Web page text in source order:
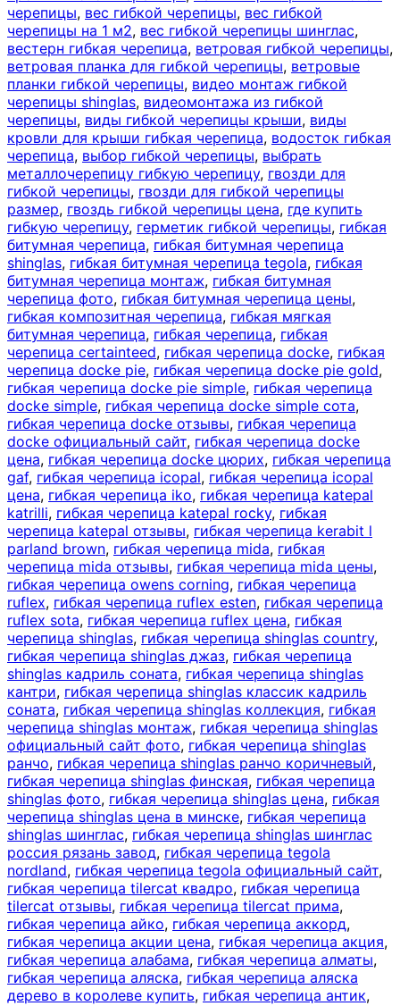
черепицы, вес гибкой черепицы, вес гибкой
черепицы на 1 м2, вес гибкой черепицы шинглас,
вестерн гибкая черепица, ветровая гибкой черепицы,
ветровая планка для гибкой черепицы, ветровые
планки гибкой черепицы, видео монтаж гибкой
черепицы shinglas, видеомонтажа из гибкой
черепицы, виды гибкой черепицы крыши, виды
кровли для крыши гибкая черепица, водосток гибкая
черепица, выбор гибкой черепицы, выбрать
металлочерепицу гибкую черепицу, гвозди для
гибкой черепицы, гвозди для гибкой черепицы
размер, гвоздь гибкой черепицы цена, где купить
гибкую черепицу, герметик гибкой черепицы, гибкая
битумная черепица, гибкая битумная черепица
shinglas, гибкая битумная черепица tegola, гибкая
битумная черепица монтаж, гибкая битумная
черепица фото, гибкая битумная черепица цены,
гибкая композитная черепица, гибкая мягкая
битумная черепица, гибкая черепица, гибкая
черепица certainteed, гибкая черепица docke, гибкая
черепица docke pie, гибкая черепица docke pie gold,
гибкая черепица docke pie simple, гибкая черепица
docke simple, гибкая черепица docke simple сота,
гибкая черепица docke отзывы, гибкая черепица
docke официальный сайт, гибкая черепица docke
цена, гибкая черепица docke цюрих, гибкая черепица
gaf, гибкая черепица icopal, гибкая черепица icopal
цена, гибкая черепица iko, гибкая черепица katepal
katrilli, гибкая черепица katepal rocky, гибкая
черепица katepal отзывы, гибкая черепица kerabit l
parland brown, гибкая черепица mida, гибкая
черепица mida отзывы, гибкая черепица mida цены,
гибкая черепица owens corning, гибкая черепица
ruflex, гибкая черепица ruflex esten, гибкая черепица
ruflex sota, гибкая черепица ruflex цена, гибкая
черепица shinglas, гибкая черепица shinglas country,
гибкая черепица shinglas джаз, гибкая черепица
shinglas кадриль соната, гибкая черепица shinglas
кантри, гибкая черепица shinglas классик кадриль
соната, гибкая черепица shinglas коллекция, гибкая
черепица shinglas монтаж, гибкая черепица shinglas
официальный сайт фото, гибкая черепица shinglas
ранчо, гибкая черепица shinglas ранчо коричневый,
гибкая черепица shinglas финская, гибкая черепица
shinglas фото, гибкая черепица shinglas цена, гибкая
черепица shinglas цена в минске, гибкая черепица
shinglas шинглас, гибкая черепица shinglas шинглас
россия рязань завод, гибкая черепица tegola
nordland, гибкая черепица tegola официальный сайт,
гибкая черепица tilercat квадро, гибкая черепица
tilercat отзывы, гибкая черепица tilercat прима,
гибкая черепица айко, гибкая черепица аккорд,
гибкая черепица акции цена, гибкая черепица акция,
гибкая черепица алабама, гибкая черепица алматы,
гибкая черепица аляска, гибкая черепица аляска
дерево в королеве купить, гибкая черепица антик,